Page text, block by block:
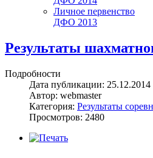
Личное первенство
ДФО 2013
Результаты
Подробности
Дата публикации: 25.12.2014
Автор: webmaster
Категория: Результаты
Просмотров: 2480